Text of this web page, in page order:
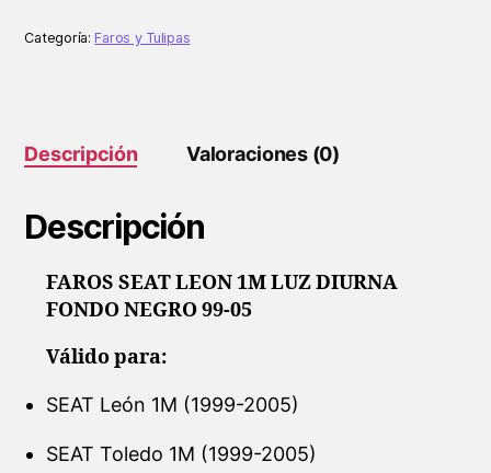
DIURNA
cantidad
Categoría: Faros y Tulipas
Descripción Valoraciones (0)
Descripción
FAROS SEAT LEON 1M LUZ DIURNA
FONDO NEGRO 99-05
Válido para:
SEAT León 1M (1999-2005)
SEAT Toledo 1M (1999-2005)